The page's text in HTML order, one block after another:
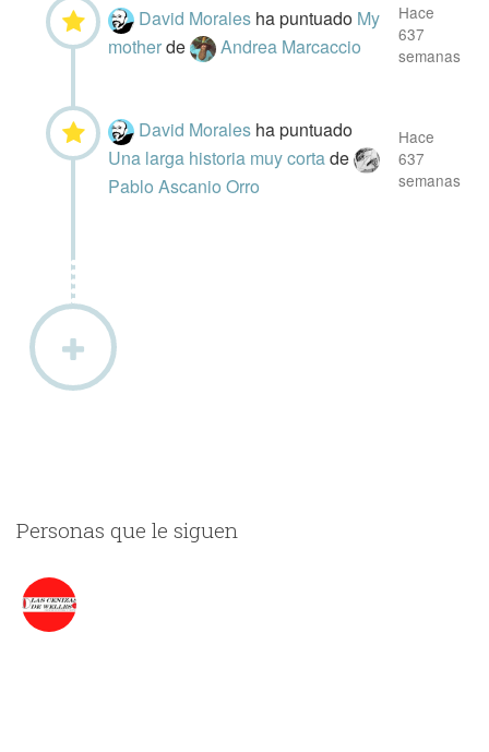
David Morales ha puntuado My
motherde Andrea Marcaccio
Hace
637
semanas
David Morales ha puntuado
Una larga historia muy cortade
Pablo Ascanio Orro
Hace
637
semanas
Personas que le siguen